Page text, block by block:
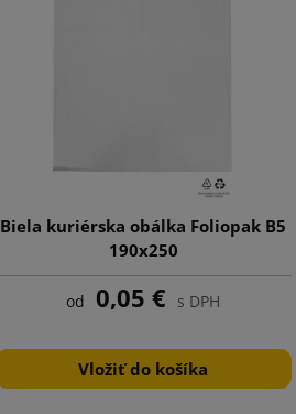
Biela kuriérska obálka Foliopak B5
190x250
od 0,05 € s DPH
Vložiť do košíka